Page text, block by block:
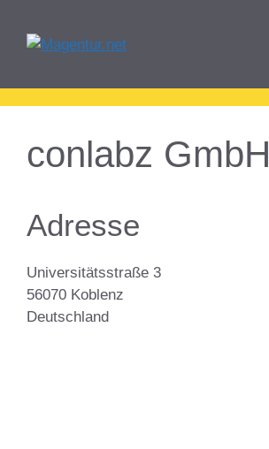
Inhalt
springen
conlabz GmbH
Adresse
Universitätsstraße 3
56070 Koblenz
Deutschland